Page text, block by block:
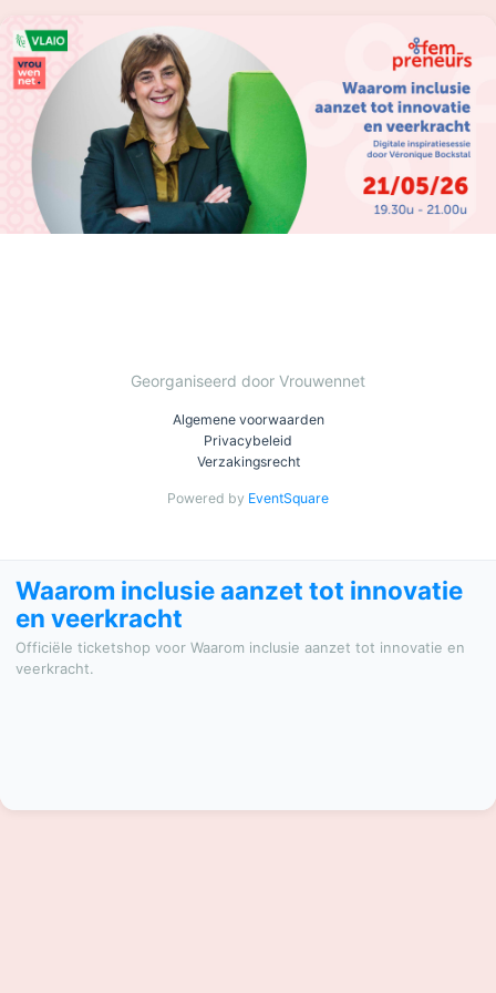
Georganiseerd door Vrouwennet
Algemene voorwaarden
Privacybeleid
Verzakingsrecht
Powered by EventSquare
Waarom inclusie aanzet tot innovatie
en veerkracht
Officiële ticketshop voor Waarom inclusie aanzet tot innovatie en
veerkracht.